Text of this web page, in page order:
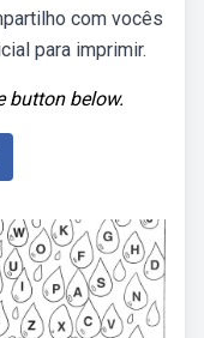
com vocês
para imprimir.
button below.